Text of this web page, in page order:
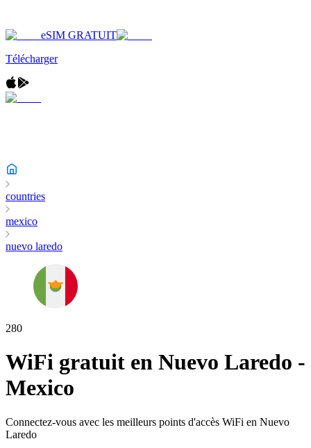
eSIM GRATUIT
Télécharger
countries
mexico
nuevo laredo
280
WiFi gratuit en Nuevo Laredo -
Mexico
Connectez-vous avec les meilleurs points d'accès WiFi en Nuevo
Laredo